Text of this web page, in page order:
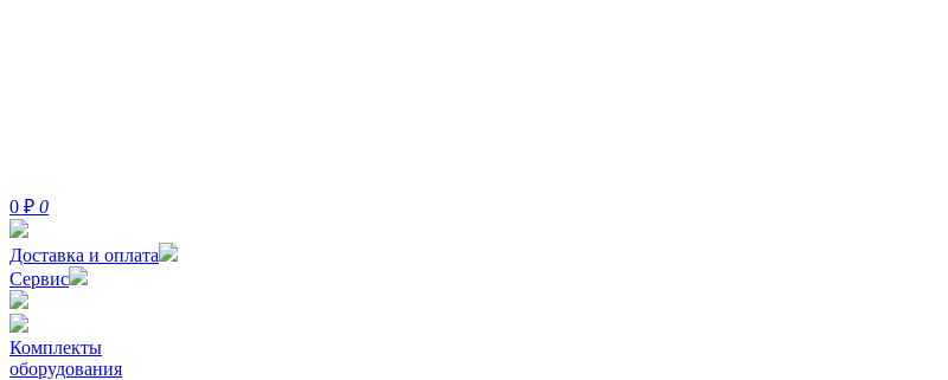
0 ₽ 0
Доставка и оплата
Сервис
Комплекты
оборудования